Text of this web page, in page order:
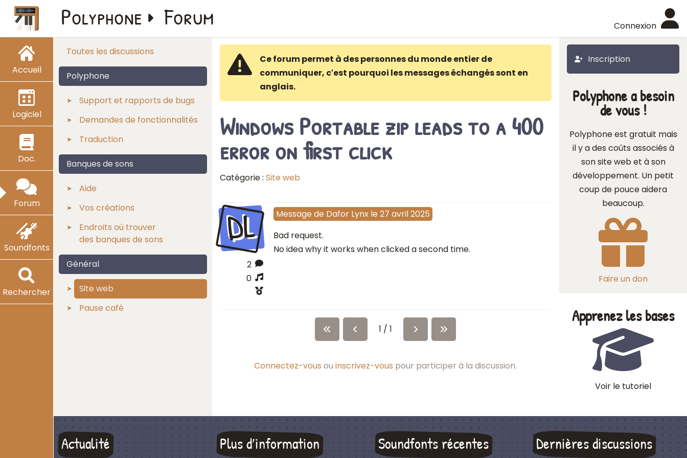
Accueil
Logiciel
Doc.
Forum
Soundfonts
Rechercher
Connexion
Polyphone Forum
Toutes les discussions
Polyphone
Support et rapports de bugs
Demandes de fonctionnalités
Traduction
Banques de sons
Aide
Vos créations
Endroits où trouver
des banques de sons
Général
Site web
Pause café
Inscription
Ce forum permet à des personnes du monde entier de
communiquer, c′est pourquoi les messages échangés sont en
anglais.
Windows Portable zip leads to a 400
error on first click
Catégorie : Site web
DL
2
0
Message de Dafor Lynx le 27 avril 2025
Bad request.
No idea why it works when clicked a second time.
1 / 1
Connectez-vous ouinscrivez-vous pour participer à la discussion.
Polyphone a besoin
de vous !
Polyphone est gratuit mais
il y a des coûts associés à
son site web et à son
développement. Un petit
coup de pouce aidera
beaucoup.
Faire un don
Apprenez les bases
Voir le tutoriel
Actualité Plus d′information Soundfonts récentes Dernières discussions